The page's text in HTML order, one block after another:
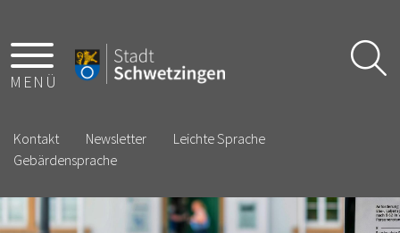
MENÜ
Kontakt Newsletter
Leichte Sprache
Gebärdensprache